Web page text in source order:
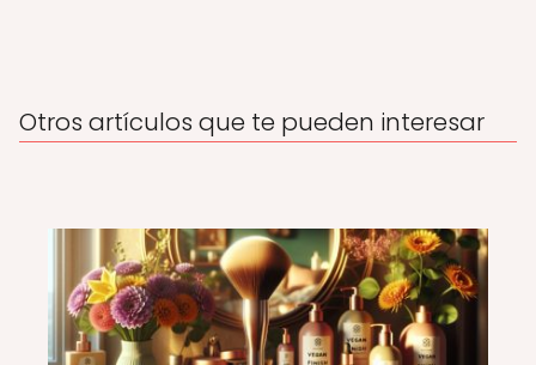
Otros artículos que te pueden interesar